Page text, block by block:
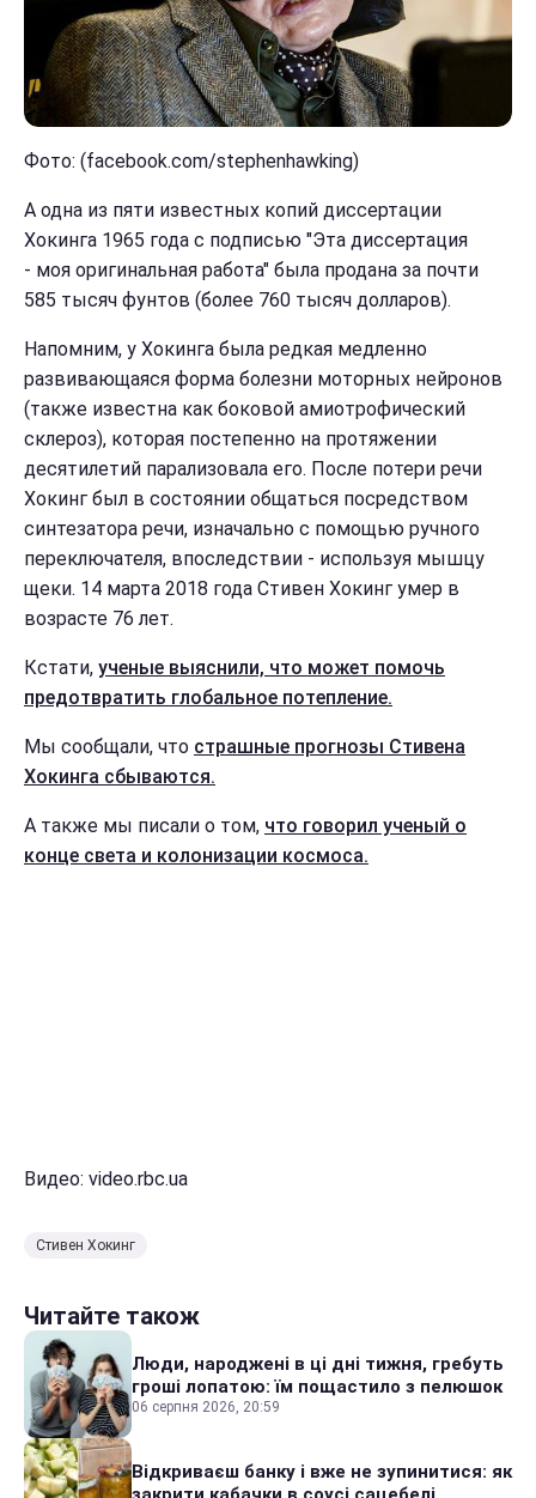
Фото: (facebook.com/stephenhawking)
А одна из пяти известных копий диссертации
Хокинга 1965 года с подписью "Эта диссертация
- моя оригинальная работа" была продана за почти
585 тысяч фунтов (более 760 тысяч долларов).
Напомним, у Хокинга была редкая медленно
развивающаяся форма болезни моторных нейронов
(также известна как боковой амиотрофический
склероз), которая постепенно на протяжении
десятилетий парализовала его. После потери речи
Хокинг был в состоянии общаться посредством
синтезатора речи, изначально с помощью ручного
переключателя, впоследствии - используя мышцу
щеки. 14 марта 2018 года Стивен Хокинг умер в
возрасте 76 лет.
Кстати, ученые выяснили, что может помочь
предотвратить глобальное потепление.
Мы сообщали, что страшные прогнозы Стивена
Хокинга сбываются.
А также мы писали о том, что говорил ученый о
конце света и колонизации космоса.
Видео: video.rbc.ua
Стивен Хокинг
Читайте також
Люди, народжені в ці дні тижня, гребуть
гроші лопатою: їм пощастило з пелюшок
06 серпня 2026, 20:59
Відкриваєш банку і вже не зупинитися: як